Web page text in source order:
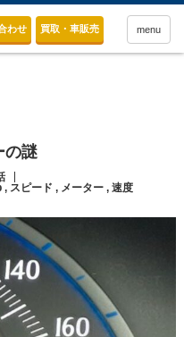
わせ 買取・車販売 menu
の謎
, スピード , メーター, 速度